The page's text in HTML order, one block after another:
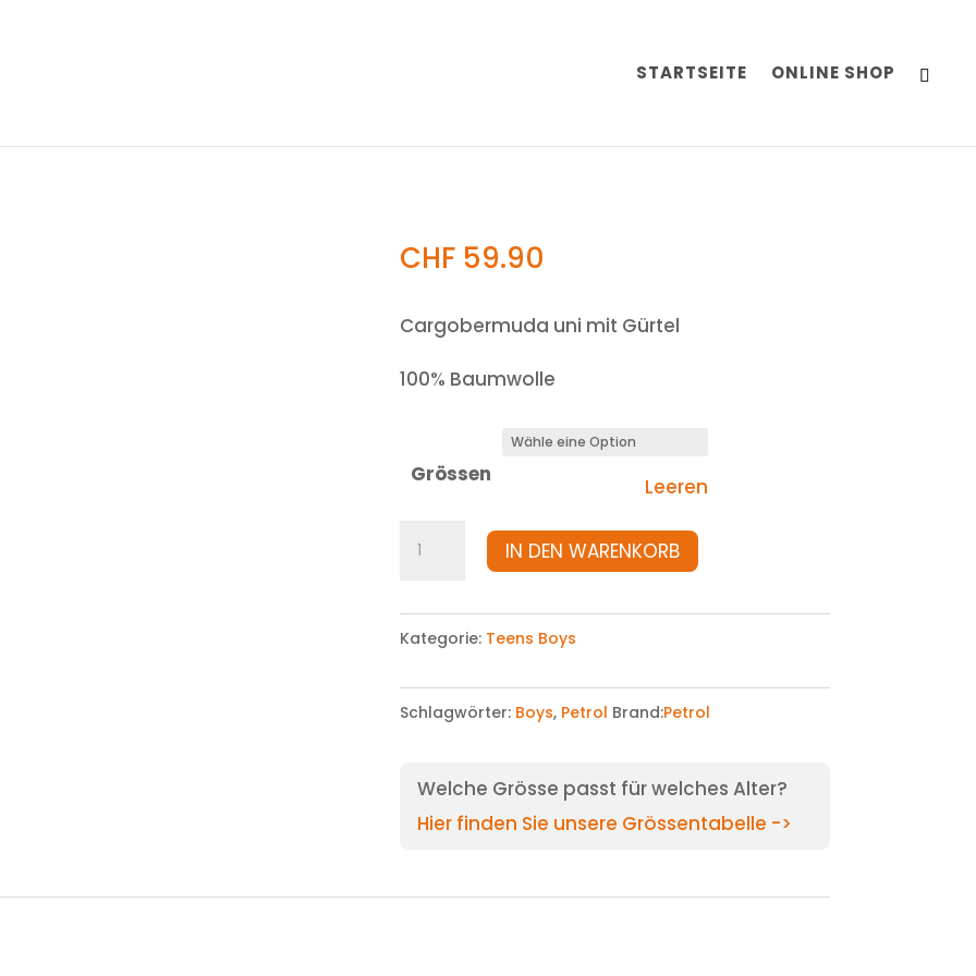
STARTSEITE ONLINE SHOP
CHF59.90
Cargobermuda uni mit Gürtel
100% Baumwolle
Grössen
Leeren
Bermuda
IN DEN WARENKORB
Kategorie: Teens Boys
Schlagwörter: Boys, Petrol Brand:Petrol
Welche Grösse passt für welches Alter?
Hier finden Sie unsere Grössentabelle ->